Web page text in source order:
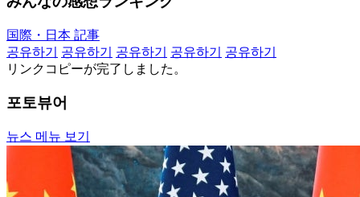
国際・日本 記事
공유하기
공유하기 공유하기 공유하기
공유하기
リンクコピーが完了しました。
포토뷰어
뉴스 메뉴 보기